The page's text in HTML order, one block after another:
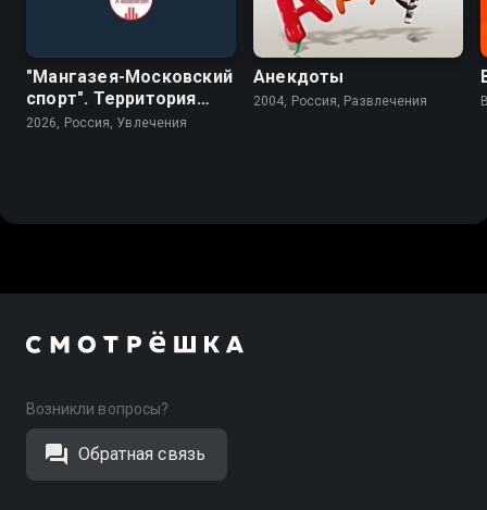
"Мангазея-Московский
спорт". Территория
будущих чемпионов
2026, Россия, Увлечения
Анекдоты
2004, Россия, Развлечения
Возникли вопросы?
Обратная связь